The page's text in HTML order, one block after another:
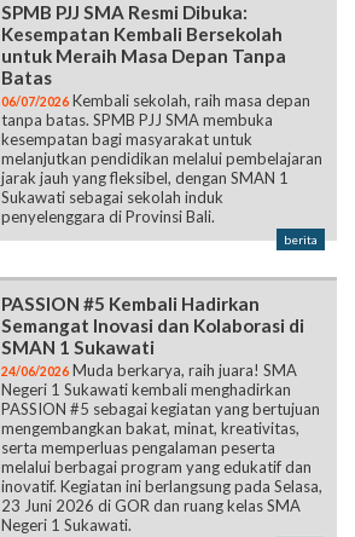
SPMB PJJ SMA Resmi Dibuka:
Kesempatan Kembali Bersekolah
untuk Meraih Masa Depan Tanpa
Batas
06/07/2026 Kembali sekolah, raih masa depan
tanpa batas. SPMB PJJ SMA membuka
kesempatan bagi masyarakat untuk
melanjutkan pendidikan melalui pembelajaran
jarak jauh yang fleksibel, dengan SMAN 1
Sukawati sebagai sekolah induk
penyelenggara di Provinsi Bali.
berita
PASSION #5 Kembali Hadirkan
Semangat Inovasi dan Kolaborasi di
SMAN 1 Sukawati
24/06/2026 Muda berkarya, raih juara! SMA
Negeri 1 Sukawati kembali menghadirkan
PASSION #5 sebagai kegiatan yang bertujuan
mengembangkan bakat, minat, kreativitas,
serta memperluas pengalaman peserta
melalui berbagai program yang edukatif dan
inovatif. Kegiatan ini berlangsung pada Selasa,
23 Juni 2026 di GOR dan ruang kelas SMA
Negeri 1 Sukawati.